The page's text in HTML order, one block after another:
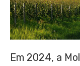
Em 2024, a